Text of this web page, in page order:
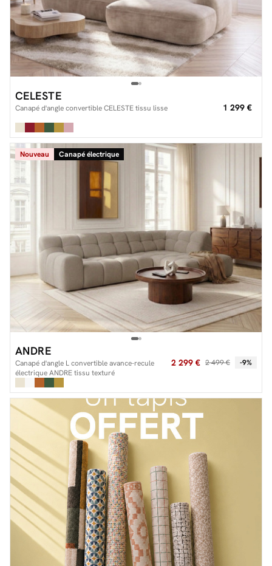
CELESTE
Canapé d'angle convertible CELESTE tissu lisse 1 299 €
Nouveau Canapé électrique
ANDRE
Canapé d'angle L convertible avance-recule
électrique ANDRE tissu texturé
2 299 € 2 499 € -9%